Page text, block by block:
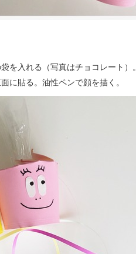
を入れる（写真はチョコレート）。
に貼る。油性ペンで顔を描く。